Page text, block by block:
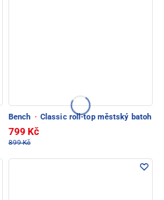
Bench · Classic roll-top městský batoh
799 Kč
899 Kč